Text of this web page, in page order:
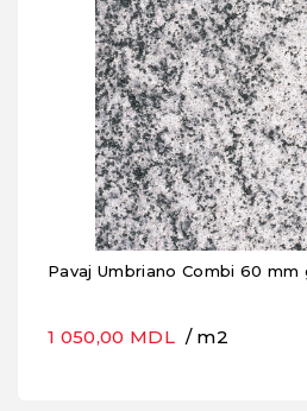
Pavaj Umbriano Combi 60 mm
1 050,00 MDL / m2